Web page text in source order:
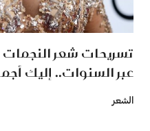
تسريحات شعر
عبر السنوات.. إليك
الشعر